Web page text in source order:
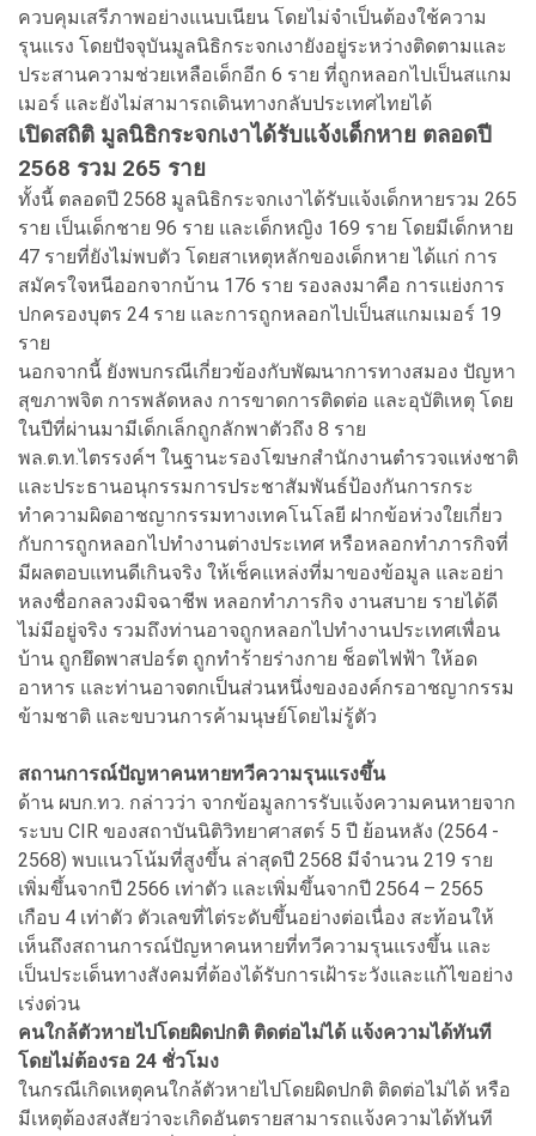
ควบคุมเสรีภาพอย่างแนบเนียน โดยไม่จำเป็นต้องใช้ความ
รุนแรง โดยปัจจุบันมูลนิธิกระจกเงายังอยู่ระหว่างติดตามและ
ประสานความช่วยเหลือเด็กอีก 6 ราย ที่ถูกหลอกไปเป็นสแกม
เมอร์ และยังไม่สามารถเดินทางกลับประเทศไทยได้
เปิดสถิติ มูลนิธิกระจกเงาได้รับแจ้งเด็กหาย ตลอดปี
2568 รวม 265 ราย
ทั้งนี้ ตลอดปี 2568 มูลนิธิกระจกเงาได้รับแจ้งเด็กหายรวม 265
ราย เป็นเด็กชาย 96 ราย และเด็กหญิง 169 ราย โดยมีเด็กหาย
47 รายที่ยังไม่พบตัว โดยสาเหตุหลักของเด็กหาย ได้แก่ การ
สมัครใจหนีออกจากบ้าน 176 ราย รองลงมาคือ การแย่งการ
ปกครองบุตร 24 ราย และการถูกหลอกไปเป็นสแกมเมอร์ 19
ราย
นอกจากนี้ ยังพบกรณีเกี่ยวข้องกับพัฒนาการทางสมอง ปัญหา
สุขภาพจิต การพลัดหลง การขาดการติดต่อ และอุบัติเหตุ โดย
ในปีที่ผ่านมามีเด็กเล็กถูกลักพาตัวถึง 8 ราย
พล.ต.ท.ไตรรงค์ฯ ในฐานะรองโฆษกสำนักงานตำรวจแห่งชาติ
และประธานอนุกรรมการประชาสัมพันธ์ป้องกันการกระ
ทำความผิดอาชญากรรมทางเทคโนโลยี ฝากข้อห่วงใยเกี่ยว
กับการถูกหลอกไปทำงานต่างประเทศ หรือหลอกทำภารกิจที่
มีผลตอบแทนดีเกินจริง ให้เช็คแหล่งที่มาของข้อมูล และอย่า
หลงชื่อกลลวงมิจฉาชีพ หลอกทำภารกิจ งานสบาย รายได้ดี
ไม่มีอยู่จริง รวมถึงท่านอาจถูกหลอกไปทำงานประเทศเพื่อน
บ้าน ถูกยึดพาสปอร์ต ถูกทำร้ายร่างกาย ช็อตไฟฟ้า ให้อด
อาหาร และท่านอาจตกเป็นส่วนหนึ่งขององค์กรอาชญากรรม
ข้ามชาติ และขบวนการค้ามนุษย์โดยไม่รู้ตัว
สถานการณ์ปัญหาคนหายทวีความรุนแรงขึ้น
ด้าน ผบก.ทว. กล่าวว่า จากข้อมูลการรับแจ้งความคนหายจาก
ระบบ CIR ของสถาบันนิติวิทยาศาสตร์ 5 ปี ย้อนหลัง (2564 -
2568) พบแนวโน้มที่สูงขึ้น ล่าสุดปี 2568 มีจำนวน 219 ราย
เพิ่มขึ้นจากปี 2566 เท่าตัว และเพิ่มขึ้นจากปี 2564 – 2565
เกือบ 4 เท่าตัว ตัวเลขที่ไต่ระดับขึ้นอย่างต่อเนื่อง สะท้อนให้
เห็นถึงสถานการณ์ปัญหาคนหายที่ทวีความรุนแรงขึ้น และ
เป็นประเด็นทางสังคมที่ต้องได้รับการเฝ้าระวังและแก้ไขอย่าง
เร่งด่วน
คนใกล้ตัวหายไปโดยผิดปกติ ติดต่อไม่ได้ แจ้งความได้ทันที
โดยไม่ต้องรอ 24 ชั่วโมง
ในกรณีเกิดเหตุคนใกล้ตัวหายไปโดยผิดปกติ ติดต่อไม่ได้ หรือ
มีเหตุต้องสงสัยว่าจะเกิดอันตรายสามารถแจ้งความได้ทันที